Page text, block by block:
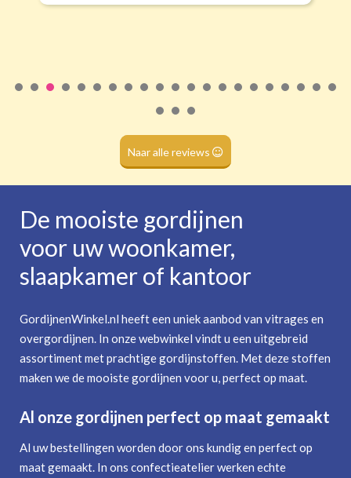
(dubbele tunnel)
Naar alle reviews
De mooiste gordijnen
voor uw woonkamer,
slaapkamer of kantoor
GordijnenWinkel.nl heeft een uniek aanbod van vitrages en
overgordijnen. In onze webwinkel vindt u een uitgebreid
assortiment met prachtige gordijnstoffen. Met deze stoffen
maken we de mooiste gordijnen voor u, perfect op maat.
Al onze gordijnen perfect op maat gemaakt
Al uw bestellingen worden door ons kundig en perfect op
maat gemaakt. In ons confectieatelier werken echte